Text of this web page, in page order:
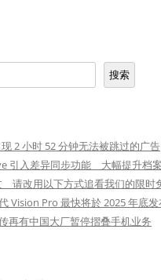
搜索
2 小时 52 分钟无法被跳过的广告
引入差异同步功能 大幅提升档
请改用以下方式追看我们的限时
Vision Pro 最快将於 2025 年底
有中国大厂暂停摺叠手机业务